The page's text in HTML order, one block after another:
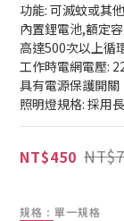
功能: 可滅蚊或其
內置鋰電池,額定
高達500次以上循
工作時電網電壓:
具有電源保護開關
照明燈規格: 採用
NT$450
規格 : 單一規格